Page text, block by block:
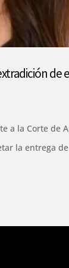
de
a la Corte de
la entrega